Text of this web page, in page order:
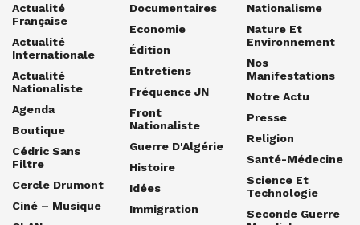
Actualité
Française
Actualité
Internationale
Actualité
Nationaliste
Agenda
Boutique
Cédric Sans
Filtre
Cercle Drumont
Ciné – Musique
Documentaires
Economie
Édition
Entretiens
Fréquence JN
Front
Nationaliste
Guerre D'Algérie
Histoire
Idées
Immigration
Nationalisme
Nature Et
Environnement
Nos
Manifestations
Notre Actu
Presse
Religion
Santé-Médecine
Science Et
Technologie
Seconde Guerre